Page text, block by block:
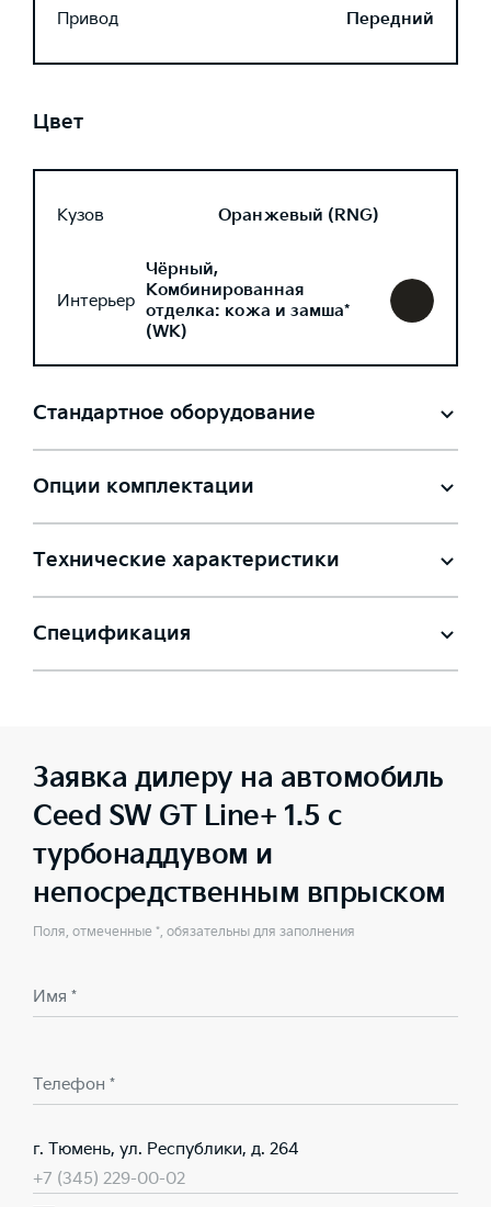
Привод
Передний
Цвет
Кузов Оранжевый (RNG)
Интерьер
Чёрный,
Комбинированная
отделка: кожа и замша*
(WK)
Стандартное оборудование
Опции комплектации
Технические характеристики
Спецификация
Заявка дилеру на автомобиль
Ceed SW GT Line+ 1.5 с
турбонаддувом и
непосредственным впрыском
Поля, отмеченные *, обязательны для заполнения
Имя *
Телефон *
г. Тюмень, ул. Республики, д. 264
+7 (345) 229-00-02